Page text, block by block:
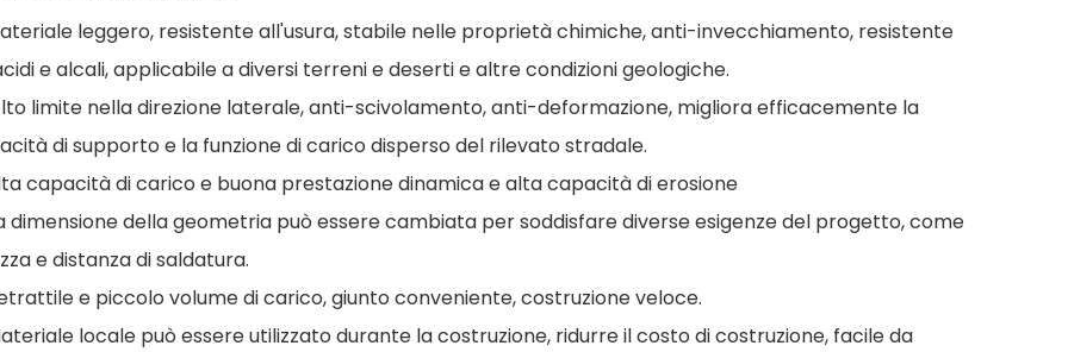
leggero, resistente all'usura, stabile nelle proprietà chimiche, anti-invecchiamento, resistente
e alcali, applicabile a diversi terreni e deserti e altre condizioni geologiche.
limite nella direzione laterale, anti-scivolamento, anti-deformazione, migliora efficacemente la
di supporto e la funzione di carico disperso del rilevato stradale.
capacità di carico e buona prestazione dinamica e alta capacità di erosione
dimensione della geometria può essere cambiata per soddisfare diverse esigenze del progetto, come
e distanza di saldatura.
e piccolo volume di carico, giunto conveniente, costruzione veloce.
locale può essere utilizzato durante la costruzione, ridurre il costo di costruzione, facile da